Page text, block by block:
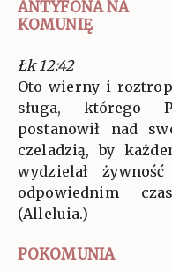
ANTYFONA NA
KOMUNIĘ
Łk 12:42
Oto wierny i
sługa, którego
postanowił nad
czeladzią, by
wydzielał
odpowiednim
(Alleluia.)
POKOMUNIA